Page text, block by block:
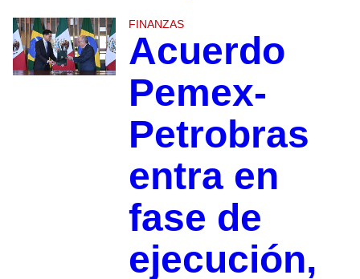
FINANZAS
Acuerdo
Pemex-
Petrobras
entra en
fase de
ejecución,